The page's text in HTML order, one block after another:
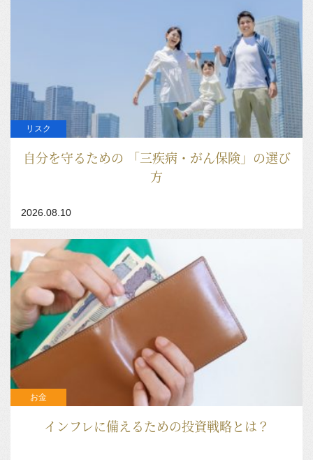
​​​自分を守るための 「三疾病・がん保険」の選び
方
リスク
2026.08.10
インフレに備えるための投資戦略とは？
お金